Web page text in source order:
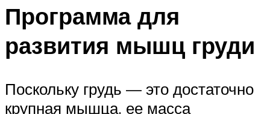
Программа для
развития мышц груди
Поскольку грудь — это достаточно
крупная мышца, ее масса